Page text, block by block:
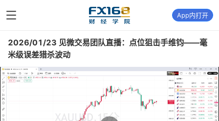
App内打开
2026/01/23 见微交易团队直播：点位狙击手维钧——毫
米级误差猎杀波动